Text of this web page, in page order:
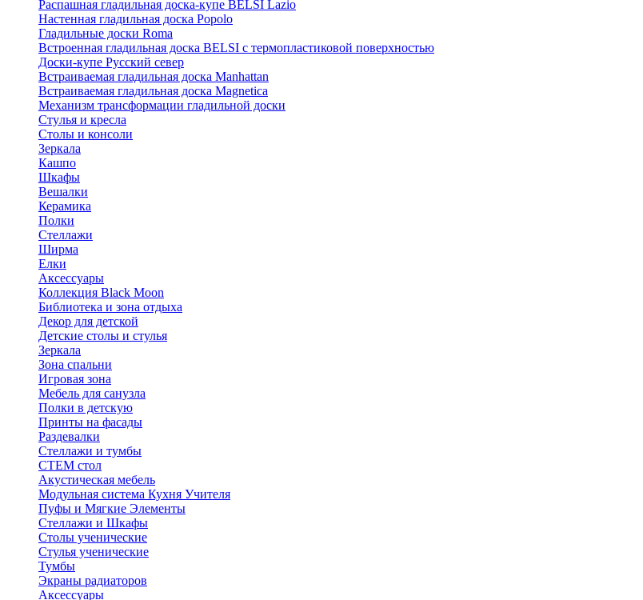
Распашная гладильная доска-купе BELSI Lazio
Настенная гладильная доска Popolo
Гладильные доски Roma
Встроенная гладильная доска BELSI с термопластиковой поверхностью
Доски-купе Русский север
Встраиваемая гладильная доска Manhattan
Встраиваемая гладильная доска Magnetica
Механизм трансформации гладильной доски
Стyлья и кресла
Столы и консоли
Зеркала
Кашпо
Шкафы
Вешалки
Керамика
Полки
Стеллажи
Ширма
Елки
Аксессуары
Коллекция Black Moon
Библиотека и зона отдыха
Декор для детской
Детские столы и стулья
Зеркала
Зона спальни
Игровая зона
Мебель для санузла
Полки в детскую
Принты на фасады
Раздевалки
Стеллажи и тумбы
СТЕМ стол
Акустическая мебель
Модульная система Кухня Учителя
Пуфы и Мягкие Элементы
Стеллажи и Шкафы
Столы ученические
Стулья ученические
Тумбы
Экраны радиаторов
Аксессуары